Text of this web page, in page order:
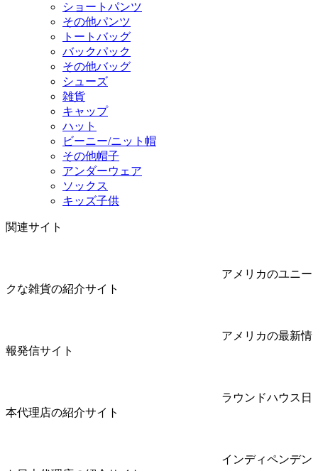
ショートパンツ
その他パンツ
トートバッグ
バックパック
その他バッグ
シューズ
雑貨
キャップ
ハット
ビーニー/ニット帽
その他帽子
アンダーウェア
ソックス
キッズ子供
関連サイト
アメリカのユニー
クな雑貨の紹介サイト
アメリカの最新情
報発信サイト
ラウンドハウス日
本代理店の紹介サイト
インディペンデン